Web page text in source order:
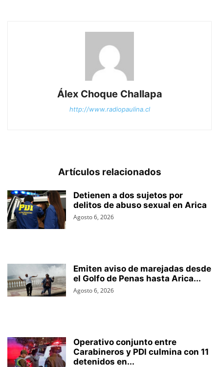
Álex Choque Challapa
http://www.radiopaulina.cl
Artículos relacionados
Detienen a dos sujetos por
delitos de abuso sexual en Arica
Agosto 6, 2026
Emiten aviso de marejadas desde
el Golfo de Penas hasta Arica...
Agosto 6, 2026
Operativo conjunto entre
Carabineros y PDI culmina con 11
detenidos en...